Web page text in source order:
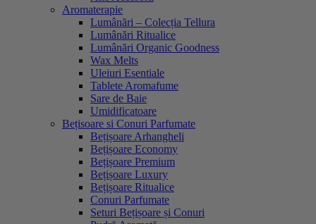
Aromaterapie
Lumânări – Colecția Tellura
Lumânări Ritualice
Lumânări Organic Goodness
Wax Melts
Uleiuri Esentiale
Tablete Aromafume
Sare de Baie
Umidificatoare
Bețisoare si Conuri Parfumate
Bețișoare Arhangheli
Bețișoare Economy
Bețișoare Premium
Bețișoare Luxury
Bețișoare Ritualice
Conuri Parfumate
Seturi Bețișoare și Conuri